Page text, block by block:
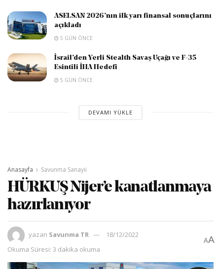
ASELSAN 2026’nın ilk yarı finansal sonuçlarını
açıkladı
5 GÜN ÖNCE
İsrail’den Yerli Stealth Savaş Uçağı ve F-35
Esintili İHA Hedefi
5 GÜN ÖNCE
DEVAMI YÜKLE
Anasayfa Savunma Sanayii
HÜRKUŞ Nijer’e kanatlanmaya
hazırlanıyor
yazan Savunma TR
18/12/2022
Okuma Süresi: 3 dakika okuma
AA